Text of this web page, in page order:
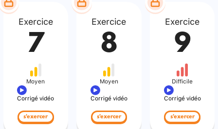
Exercice
7
Moyen
Corrigé vidéo
s'exercer
Exercice
8
Moyen
Corrigé vidéo
s'exercer
Exercice
9
Difficile
Corrigé vidéo
s'exercer